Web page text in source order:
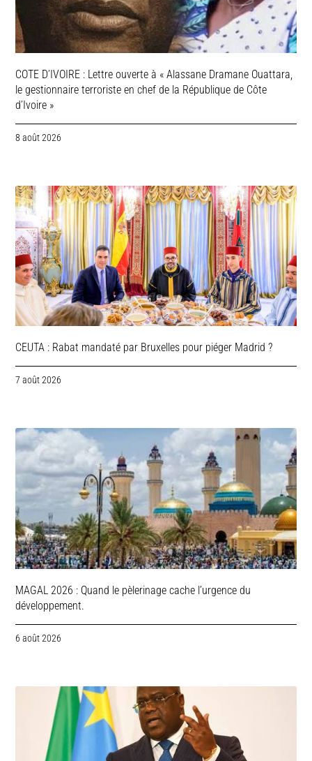
COTE D’IVOIRE : Lettre ouverte à « Alassane Dramane Ouattara,
le gestionnaire terroriste en chef de la République de Côte
d’Ivoire »
8 août 2026
CEUTA : Rabat mandaté par Bruxelles pour piéger Madrid ?
7 août 2026
MAGAL 2026 : Quand le pèlerinage cache l’urgence du
développement.
6 août 2026